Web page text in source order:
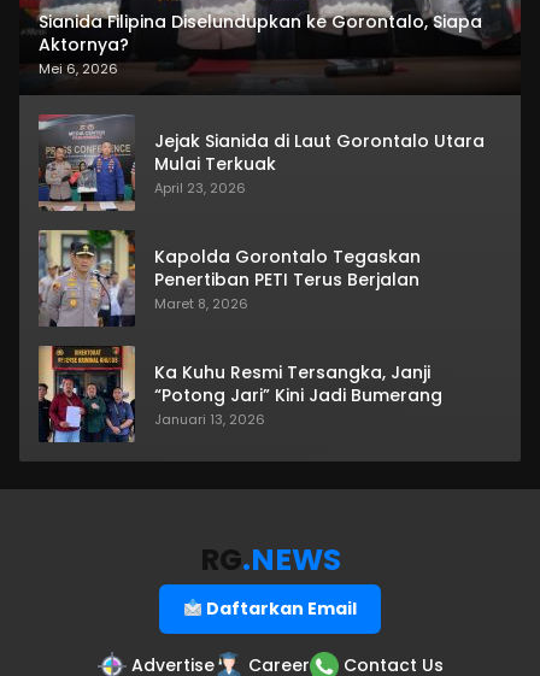
Sianida Filipina Diselundupkan ke Gorontalo, Siapa
Aktornya?
Mei 6, 2026
Jejak Sianida di Laut Gorontalo Utara
Mulai Terkuak
April 23, 2026
Kapolda Gorontalo Tegaskan
Penertiban PETI Terus Berjalan
Maret 8, 2026
Ka Kuhu Resmi Tersangka, Janji
“Potong Jari” Kini Jadi Bumerang
Januari 13, 2026
RG.NEWS
Daftarkan Email
Advertise Career Contact Us